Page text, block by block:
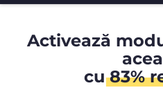
Activează
cu83%